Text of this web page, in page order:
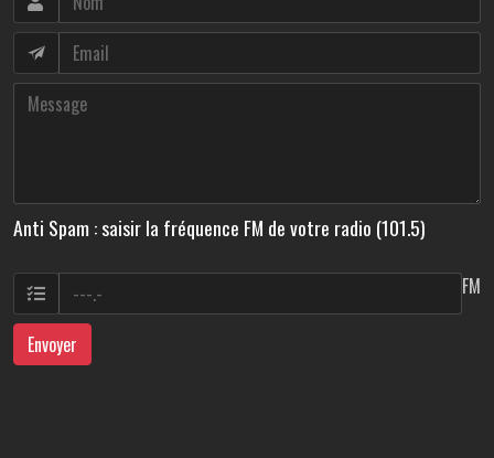
Anti Spam : saisir la fréquence FM de votre radio (101.5)
FM
Envoyer